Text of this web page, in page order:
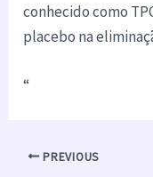
conhecido como
placebo na
“
PREVIOUS